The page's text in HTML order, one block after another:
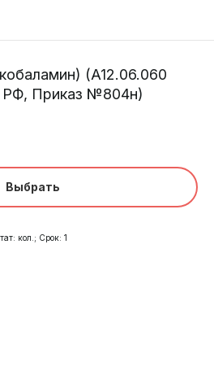
(A12.06.060
Приказ №804н)
Выбрать
кол.; Срок: 1